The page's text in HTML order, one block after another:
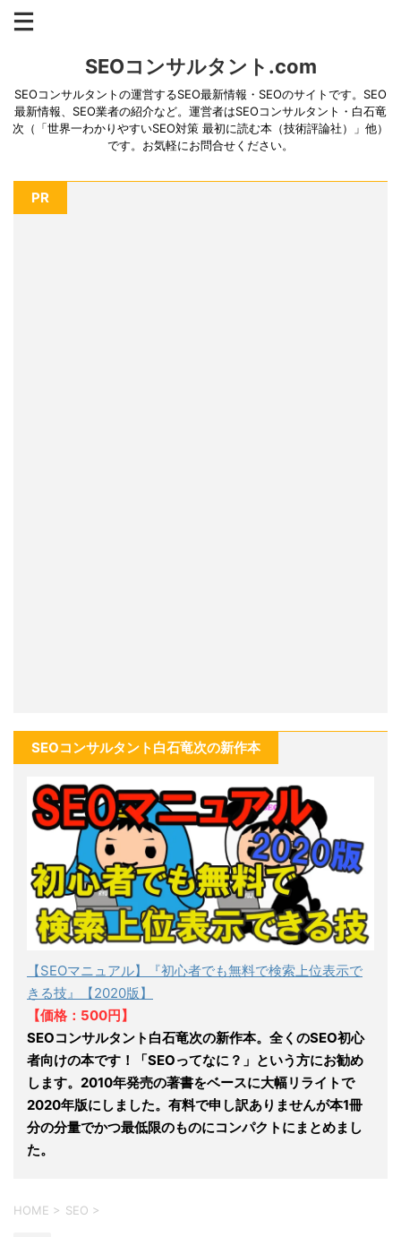
SEOコンサルタント.com
SEOコンサルタントの運営するSEO最新情報・SEOのサイトです。SEO
最新情報、SEO業者の紹介など。運営者はSEOコンサルタント・白石竜
次（「世界一わかりやすいSEO対策 最初に読む本（技術評論社）」他）
です。お気軽にお問合せください。
PR
SEOコンサルタント白石竜次の新作本
【SEOマニュアル】『初心者でも無料で検索上位表示で
きる技』【2020版】
【価格：500円】
SEOコンサルタント白石竜次の新作本。全くのSEO初心
者向けの本です！「SEOってなに？」という方にお勧め
します。2010年発売の著書をベースに大幅リライトで
2020年版にしました。有料で申し訳ありませんが本1冊
分の分量でかつ最低限のものにコンパクトにまとめまし
た。
HOME > SEO >